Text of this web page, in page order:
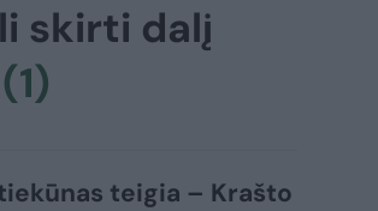
skirti dalį
(1)
teigia – Krašto